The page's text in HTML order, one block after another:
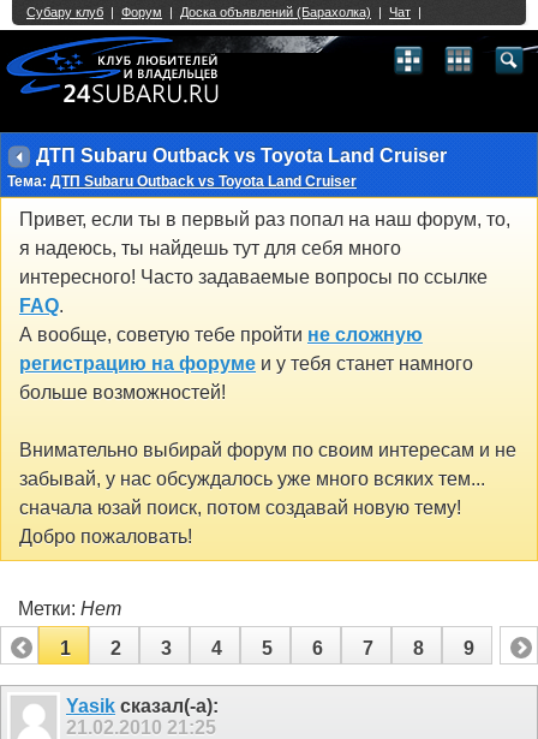
ДТП Subaru Outback vs Toyota Land Cruiser
Тема: ДТП Subaru Outback vs Toyota Land Cruiser
Привет, если ты в первый раз попал на наш форум, то,
я надеюсь, ты найдешь тут для себя много
интересного! Часто задаваемые вопросы по ссылке
FAQ.
А вообще, советую тебе пройти не сложную
регистрацию на форуме и у тебя станет намного
больше возможностей!
Внимательно выбирай форум по своим интересам и не
забывай, у нас обсуждалось уже много всяких тем...
сначала юзай поиск, потом создавай новую тему!
Добро пожаловать!
Метки: Нет
1
2 3 4 5 6 7 8 9
Yasik сказал(-а):
21.02.2010 21:25
Single Sign On provided byvBSSO
2 3 4 5 6 7 8 9 10 11 12 13 14 15 16 17 18 21 22 23 24 25 26
27 28 29 30 31 32 33 40 41 42 43